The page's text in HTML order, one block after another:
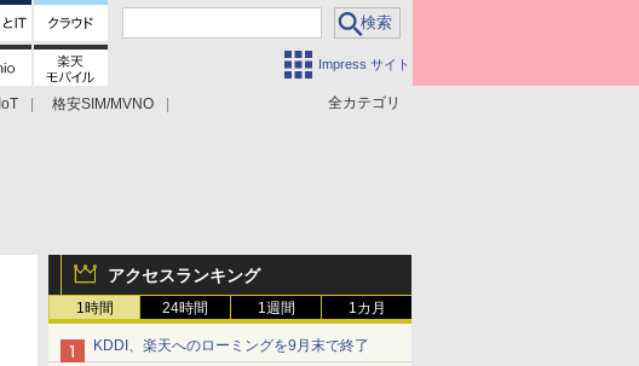
Impress サイト
全カテゴリ
IoT
格安SIM/MVNO
アクセスランキング
1時間 24時間 1週間 1カ月
KDDI、楽天へのローミングを9月末で終了